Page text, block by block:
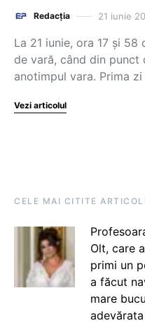
Redacția 21 iunie
La 21 iunie, ora 17 şi
de vară, când din
anotimpul vara. Prima
Vezi articolul
CELE MAI CITITE
Olt, care
primi un
a făcut
mare